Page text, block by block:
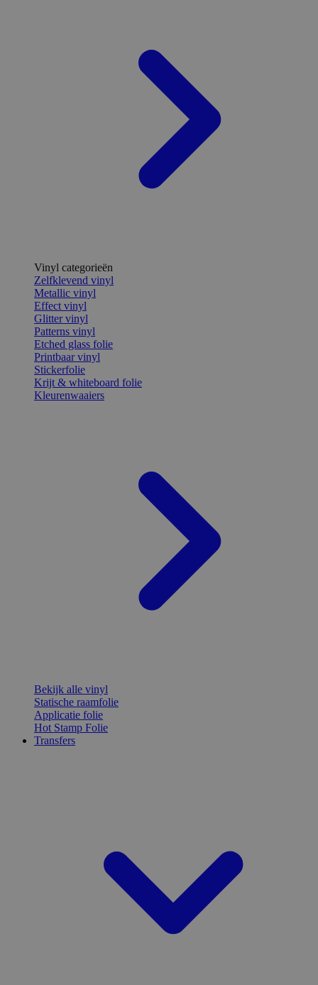
Vinyl categorieën
Zelfklevend vinyl
Metallic vinyl
Effect vinyl
Glitter vinyl
Patterns vinyl
Etched glass folie
Printbaar vinyl
Stickerfolie
Krijt & whiteboard folie
Kleurenwaaiers
Bekijk alle vinyl
Statische raamfolie
Applicatie folie
Hot Stamp Folie
Transfers